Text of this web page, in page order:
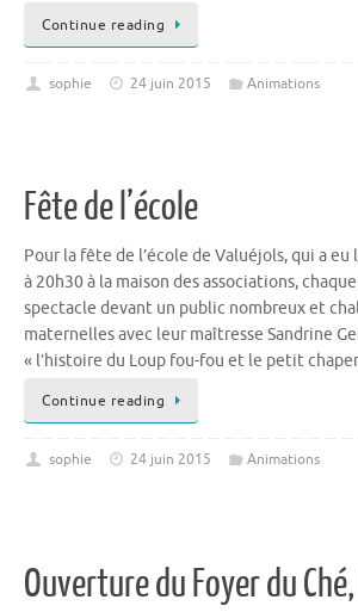
Continue reading
sophie 24 juin 2015 Animations
Fête de l’école
Pour la fête de l’école de Valuéjols, qui a
à 20h30 à la maison des associations,
spectacle devant un public nombreux et
maternelles avec leur maîtresse Sandrine
« l’histoire du Loup fou-fou et le petit
Continue reading
sophie 24 juin 2015 Animations
Ouverture du Foyer du